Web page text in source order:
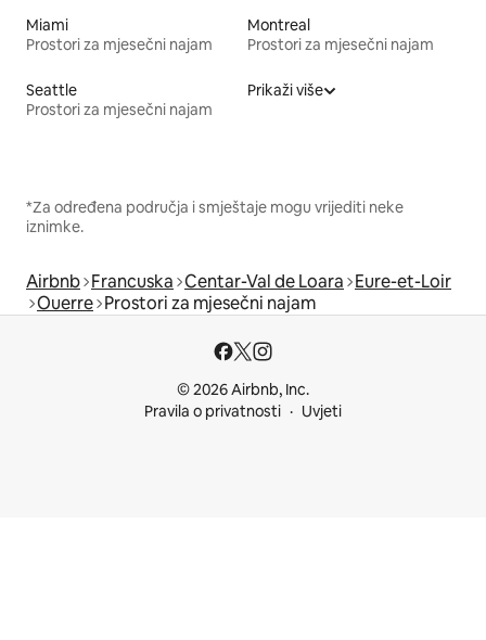
Miami
Prostori za mjesečni najam
Montreal
Prostori za mjesečni najam
Seattle
Prostori za mjesečni najam
Prikaži više
*Za određena područja i smještaje mogu vrijediti neke
iznimke.
Airbnb Francuska Centar-Val de Loara Eure-et-Loir
Ouerre Prostori za mjesečni najam
© 2026 Airbnb, Inc.
Pravila o privatnosti
Uvjeti